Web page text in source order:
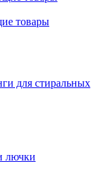
товары
для стиральных
лючки